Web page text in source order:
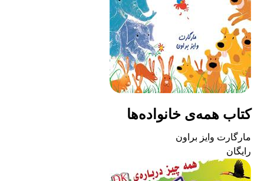
کتاب همه‌ی خانواده‌ها
مارگارت وایز براون
رایگان